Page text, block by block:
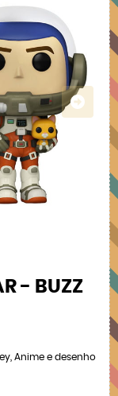
- BUZZ
Anime e desenho